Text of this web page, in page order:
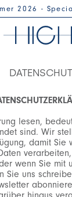
2026 -
lesen,
sind. Wir
damit Sie
wenn Sie mit
Sie uns